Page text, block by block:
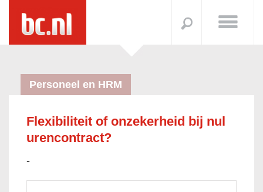
Personeel en HRM
Flexibiliteit of onzekerheid bij nul
urencontract?
-